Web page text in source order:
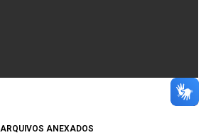
ARQUIVOS ANEXADOS